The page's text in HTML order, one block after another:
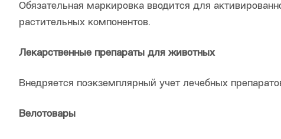
Обязательная маркировка вводится для
растительных компонентов.
Лекарственные препараты для животных
Внедряется поэкземплярный учет лечебных
Велотовары